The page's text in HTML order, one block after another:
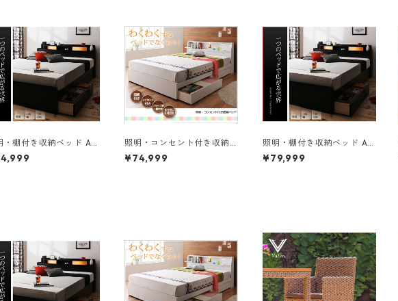
・棚付き収納ベッド All
オールワン ベッドフレ
のみ ダブル
照明・コンセント付き収納
ベッド Miana ミアーナ ベッ
ドフレームのみ ダブル
¥74,999
照明・棚付き収納ベッド All
-one オールワン ボンネルコ
イルマットレス付き ダブル
¥79,999